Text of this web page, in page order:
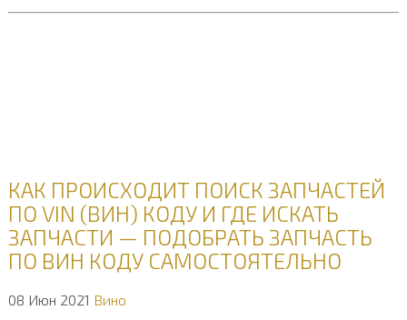
КАК ПРОИСХОДИТ ПОИСК ЗАПЧАСТЕЙ
ПО VIN (ВИН) КОДУ И ГДЕ ИСКАТЬ
ЗАПЧАСТИ — ПОДОБРАТЬ ЗАПЧАСТЬ
ПО ВИН КОДУ САМОСТОЯТЕЛЬНО
08 Июн 2021 Вино